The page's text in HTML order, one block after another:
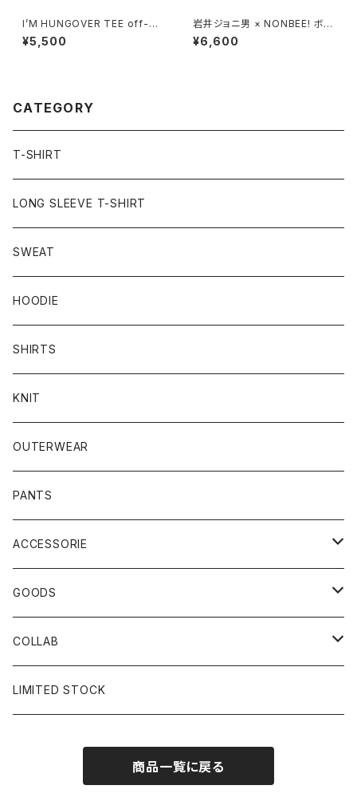
I’M HUNGOVER TEE off-wh
ite/black
¥5,500
岩井ジョニ男 × NONBEE! ボウ
イ風 COLLAB TEE black/ne
on-yellow
¥6,600
CATEGORY
T-SHIRT
LONG SLEEVE T-SHIRT
SWEAT
HOODIE
SHIRTS
KNIT
OUTERWEAR
PANTS
ACCESSORIE
CAP
BUCKET HAT
SOCKS
GOODS
STICKER
GLASS
COLLAB
×岩井ジョニ男
LIMITED STOCK
商品一覧に戻る